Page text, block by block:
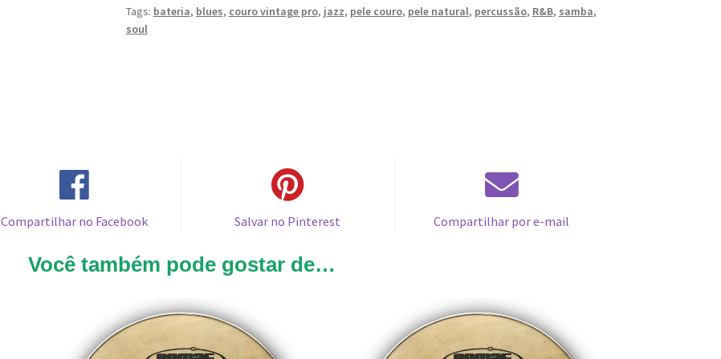
Tags: bateria, blues, couro vintage pro, jazz, pele couro, pele natural, percussão, R&B, samba,
soul
Compartilhar no Facebook Salvar no Pinterest Compartilhar por e-mail
Você também pode gostar de…